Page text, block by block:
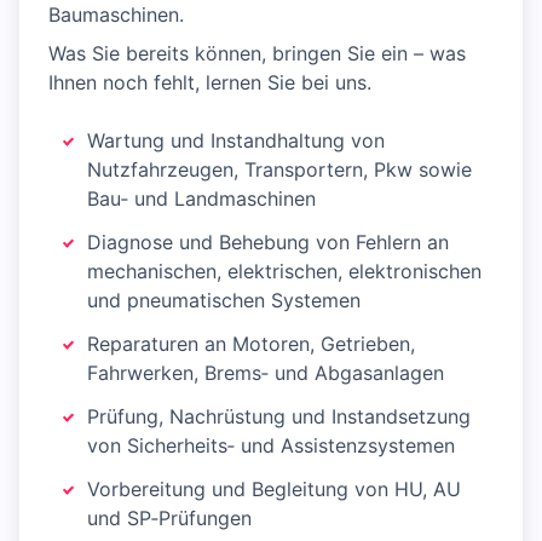
Baumaschinen.
Was Sie bereits können, bringen Sie ein – was
Ihnen noch fehlt, lernen Sie bei uns.
Wartung und Instandhaltung von
Nutzfahrzeugen, Transportern, Pkw sowie
Bau‑ und Landmaschinen
Diagnose und Behebung von Fehlern an
mechanischen, elektrischen, elektronischen
und pneumatischen Systemen
Reparaturen an Motoren, Getrieben,
Fahrwerken, Brems‑ und Abgasanlagen
Prüfung, Nachrüstung und Instandsetzung
von Sicherheits‑ und Assistenzsystemen
Vorbereitung und Begleitung von HU, AU
und SP‑Prüfungen